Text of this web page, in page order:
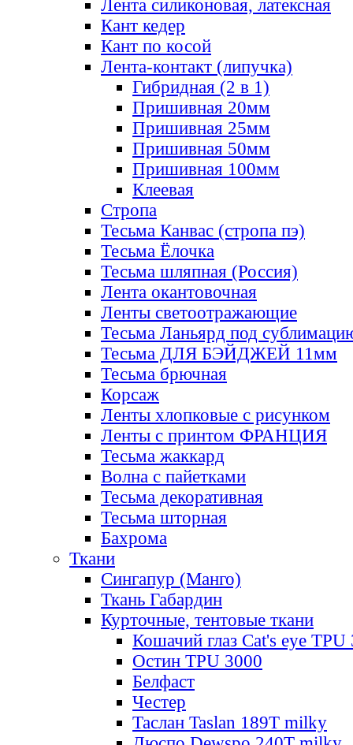
Лента силиконовая, латексная
Кант кедер
Кант по косой
Лента-контакт (липучка)
Гибридная (2 в 1)
Пришивная 20мм
Пришивная 25мм
Пришивная 50мм
Пришивная 100мм
Клеевая
Стропа
Тесьма Канвас (стропа пэ)
Тесьма Ёлочка
Тесьма шляпная (Россия)
Лента окантовочная
Ленты светоотражающие
Тесьма Ланьярд под
Тесьма ДЛЯ БЭЙДЖЕЙ 11мм
Тесьма брючная
Корсаж
Ленты хлопковые с рисунком
Ленты с принтом ФРАНЦИЯ
Тесьма жаккард
Волна с пайетками
Тесьма декоративная
Тесьма шторная
Бахрома
Ткани
Сингапур (Манго)
Ткань Габардин
Курточные, тентовые ткани
Кошачий глаз Cat's eye TPU
Остин TPU 3000
Белфаст
Честер
Таслан Taslan 189T milky